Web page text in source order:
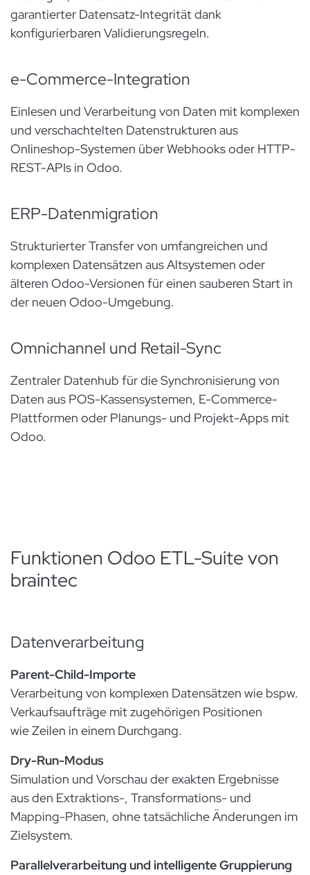
garantierter Datensatz-Integrität dank
konfigurierbaren Validierungsregeln.
e-Commerce-Integration
Einlesen und Verarbeitung von Daten mit komplexen
und verschachtelten Datenstrukturen aus
Onlineshop-Systemen über Webhooks oder HTTP-
REST-APIs in Odoo.
ERP-Datenmigration
Strukturierter Transfer von umfangreichen und
komplexen Datensätzen aus Altsystemen oder
älteren Odoo-Versionen für einen sauberen Start in
der neuen Odoo-Umgebung.
Omnichannel und Retail-Sync
Zentraler Datenhub für die Synchronisierung von
Daten aus POS-Kassensystemen, E-Commerce-
Plattformen oder Planungs- und Projekt-Apps mit
Odoo.
Funktionen Odoo ETL-Suite von
braintec
Datenverarbeitung
Parent-Child-Importe
Verarbeitung von komplexen Datensätzen wie bspw.
Verkaufsaufträge mit zugehörigen Positionen
wie Zeilen in einem Durchgang.
Dry-Run-Modus
Simulation und Vorschau der exakten Ergebnisse
aus den Extraktions-, Transformations- und
Mapping-Phasen, ohne tatsächliche Änderungen im
Zielsystem.
Parallelverarbeitung und intelligente Gruppierung